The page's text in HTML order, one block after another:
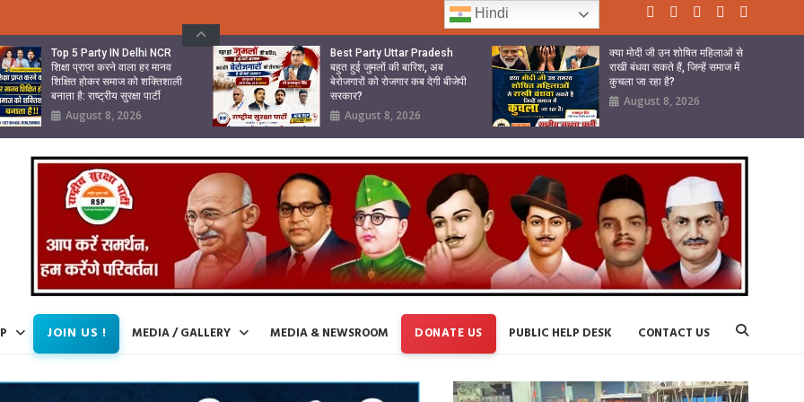
Top 5 Party IN Delhi NCR
शिक्षा प्राप्त करने वाला हर मानव
शिक्षित होकर समाज को शक्तिशाली
बनाता है: राष्ट्रीय सुरक्षा पार्टी
August 8, 2026
Best Party Uttar Pradesh
बहुत हुई जुमलों की बारिश, अब
बेरोजगारों को रोजगार कब देगी बीजेपी
सरकार?
August 8, 2026
क्या मोदी जी उन शोषित महिलाओं से
राखी बंधवा सकते हैं, जिन्हें समाज में
कुचला जा रहा है?
August 8, 2026
JOIN US ! MEDIA / GALLERY MEDIA & NEWSROOM DONATE US PUBLIC HELP DESK CONTACT US
Video
Hindi